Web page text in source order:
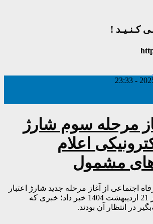
کـنـیـد !
مرحله سوم شارژ
اعلام
مشمول
اجتماعی از آغاز مرحله جدید شارژ اعتبار
کالابرگ الکترونیکی از 21 اردیبهشت 1404 خبر داد؛ خبری که
در انتظار آن بودند.